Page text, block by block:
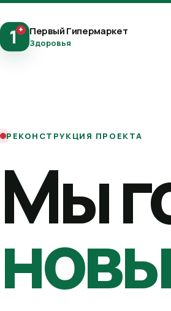
1+ Первый Гипермаркет
Здоровья
РЕКОНСТРУКЦИЯ ПРОЕКТА
Мы